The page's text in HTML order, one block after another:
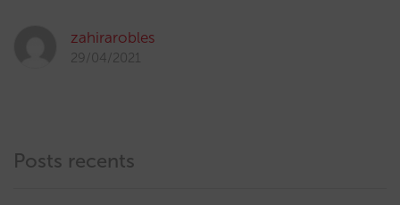
zahirarobles
29/04/2021
Posts recents